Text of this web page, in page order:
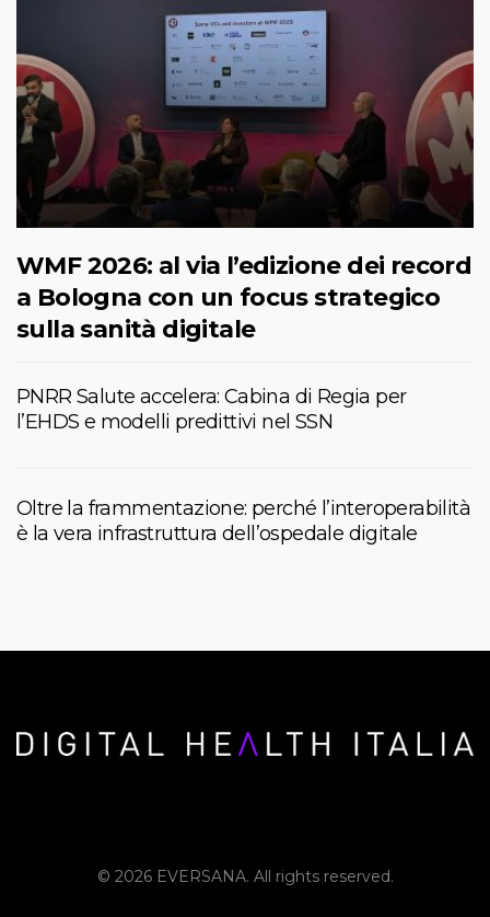
WMF 2026: al via l’edizione dei record
a Bologna con un focus strategico
sulla sanità digitale
PNRR Salute accelera: Cabina di Regia per
l’EHDS e modelli predittivi nel SSN
Oltre la frammentazione: perché l’interoperabilità
è la vera infrastruttura dell’ospedale digitale
© 2026 EVERSANA. All rights reserved.